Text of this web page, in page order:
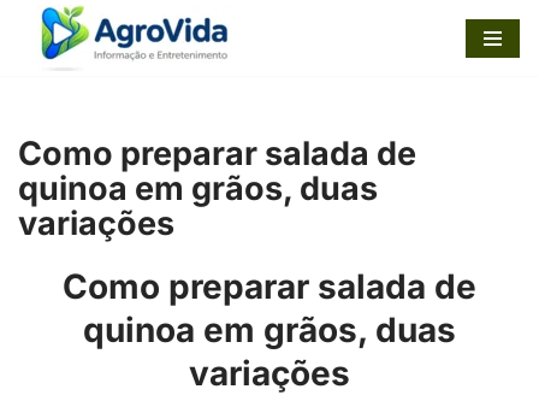
Pular
conteúdo
Como preparar salada de
quinoa em grãos, duas
variações
Como preparar salada de
quinoa em grãos, duas
variações